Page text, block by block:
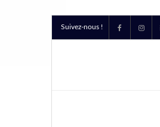
Suivez-nous !